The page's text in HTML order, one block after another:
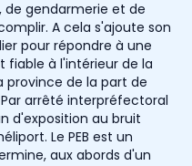
de gendarmerie et de
A cela s'ajoute son
pour répondre à une
fiable à l'intérieur de la
province de la part de
arrêté interpréfectoral
d'exposition au bruit
Le PEB est un
aux abords d'un